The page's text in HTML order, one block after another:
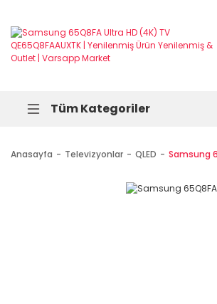
Tüm Kategoriler
Anasayfa Televizyonlar QLED Samsung